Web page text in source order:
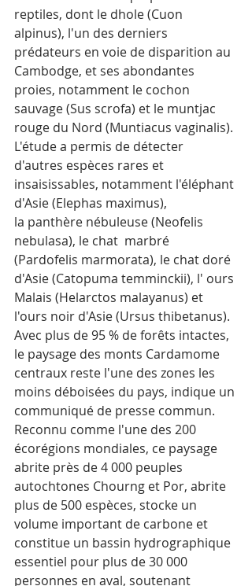
reptiles, dont le dhole (Cuon
alpinus), l'un des derniers
prédateurs en voie de disparition au
Cambodge, et ses abondantes
proies, notamment le cochon
sauvage (Sus scrofa) et le muntjac
rouge du Nord (Muntiacus vaginalis).
L'étude a permis de détecter
d'autres espèces rares et
insaisissables, notamment l'éléphant
d'Asie (Elephas maximus),
la panthère nébuleuse (Neofelis
nebulasa), le chat  marbré
(Pardofelis marmorata), le chat doré
d'Asie (Catopuma temminckii), l' ours
Malais (Helarctos malayanus) et
l'ours noir d'Asie (Ursus thibetanus).
Avec plus de 95 % de forêts intactes,
le paysage des monts Cardamome
centraux reste l'une des zones les
moins déboisées du pays, indique un
communiqué de presse commun.
Reconnu comme l'une des 200
écorégions mondiales, ce paysage
abrite près de 4 000 peuples
autochtones Chourng et Por, abrite
plus de 500 espèces, stocke un
volume important de carbone et
constitue un bassin hydrographique
essentiel pour plus de 30 000
personnes en aval, soutenant